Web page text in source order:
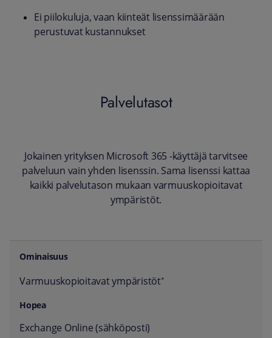
Ei piilokuluja, vaan kiinteät lisenssimäärään
perustuvat kustannukset
Palvelutasot
Jokainen yrityksen Microsoft 365 -käyttäjä tarvitsee
palveluun vain yhden lisenssin. Sama lisenssi kattaa
kaikki palvelutason mukaan varmuuskopioitavat
ympäristöt.
Varmuuskopioitavat ympäristöt*
Exchange Online (sähköposti)